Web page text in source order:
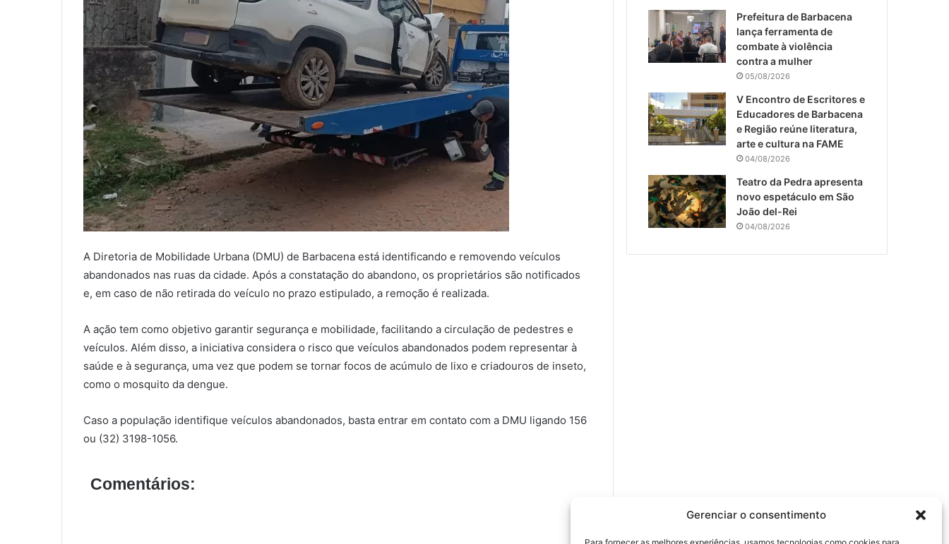
Gerenciar o consentimento
A Diretoria de Mobilidade Urbana (DMU) de Barbacena está identificando e removendo veículos
abandonados nas ruas da cidade. Após a constatação do abandono, os proprietários são notificados
e, em caso de não retirada do veículo no prazo estipulado, a remoção é realizada.
A ação tem como objetivo garantir segurança e mobilidade, facilitando a circulação de pedestres e
veículos. Além disso, a iniciativa considera o risco que veículos abandonados podem representar à
saúde e à segurança, uma vez que podem se tornar focos de acúmulo de lixo e criadouros de inseto,
como o mosquito da dengue.
Caso a população identifique veículos abandonados, basta entrar em contato com a DMU ligando 156
ou (32) 3198-1056.
Comentários:
Prefeitura de Barbacena
lança ferramenta de
combate à violência
contra a mulher
05/08/2026
V Encontro de Escritores e
Educadores de Barbacena
e Região reúne literatura,
arte e cultura na FAME
04/08/2026
Teatro da Pedra apresenta
novo espetáculo em São
João del-Rei
04/08/2026